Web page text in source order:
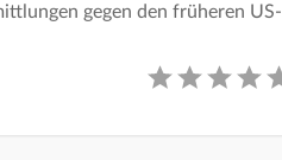
gegen den früheren US-